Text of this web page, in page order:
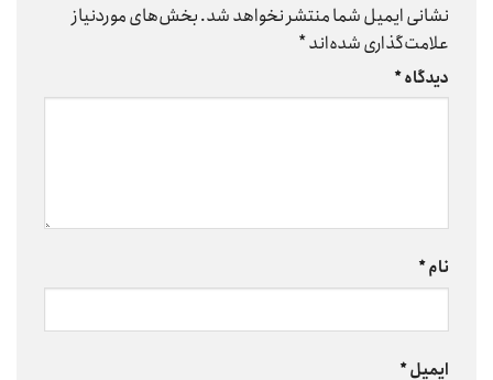
نشانی ایمیل شما منتشر نخواهد شد.بخش‌های موردنیاز
علامت‌گذاری شده‌اند*
دیدگاه*
نام*
ایمیل*